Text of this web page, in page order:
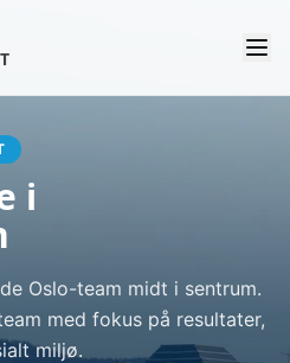
i
Oslo-team midt i sentrum.
med fokus på resultater,
miljø.